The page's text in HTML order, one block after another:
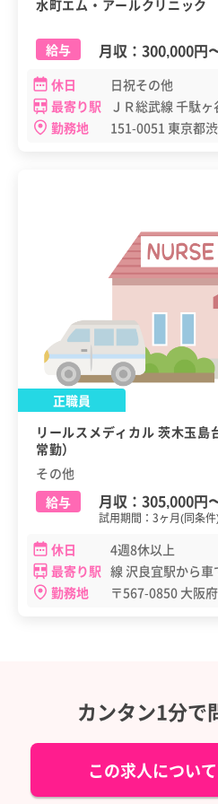
水町エム・アールクリニック
給与 月収： 300,000円
休日
日祝その他
最寄り駅
ＪＲ総武線 千駄
勤務地
151-0051 東京都
正職員
リールスメディカル 茨木玉島
常勤）
その他
給与
月収： 305,000円
試用期間：3ヶ月(同条
休日
4週8休以上
最寄り駅 線 沢良宜駅から車
勤務地
〒567-0850 大阪
カンタン1分で
この求人につい